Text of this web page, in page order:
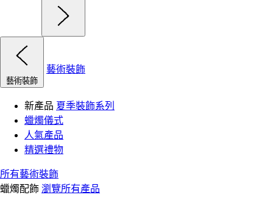
藝術裝飾
藝術裝飾
新產品 夏季裝飾系列
蠟燭儀式
人氣產品
精選禮物
所有藝術裝飾
蠟燭配飾 瀏覽所有產品